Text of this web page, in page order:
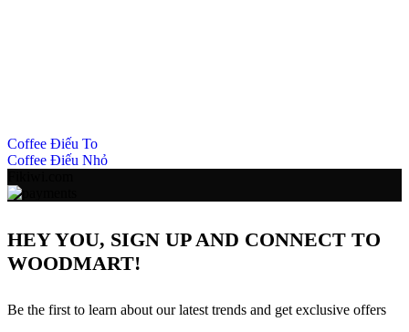
Coffee Điếu To
Coffee Điếu Nhỏ
HEY YOU, SIGN UP AND CONNECT TO
WOODMART!
Be the first to learn about our latest trends and get exclusive offers